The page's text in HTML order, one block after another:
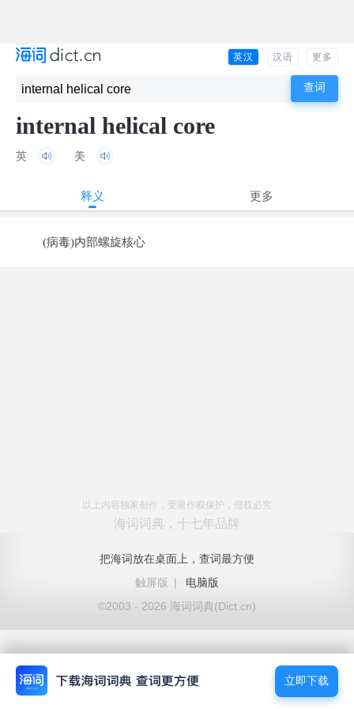
英汉 汉语 更多
internal helical core
英 美
释义 更多
(病毒)内部螺旋核心
以上内容独家创作，受著作权保护，侵权必究
海词词典，十七年品牌
把海词放在桌面上，查词最方便
触屏版
|
电脑版
©2003 - 2026 海词词典(Dict.cn)
立即下载
立即下载